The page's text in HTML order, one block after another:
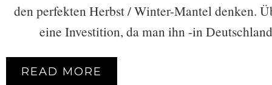
den perfekten Herbst / Winter-Mantel denken.
eine Investition, da man ihn -in
READ MORE